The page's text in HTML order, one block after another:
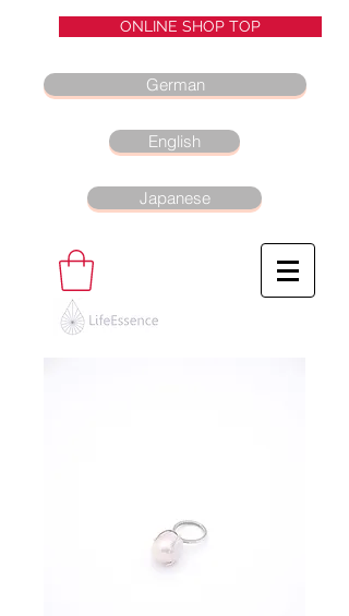
ONLINE SHOP TOP
German
English
Japanese